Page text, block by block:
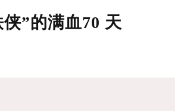
”的满血70 天